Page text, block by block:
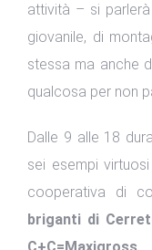
attività – si
giovanile, di
stessa ma anche
qualcosa per non
Dalle 9 alle 18
sei esempi
cooperativa di
briganti di